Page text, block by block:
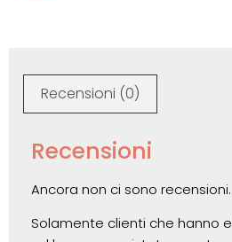
Recensioni (0)
Recensioni
Ancora non ci sono recensioni.
Solamente clienti che hanno